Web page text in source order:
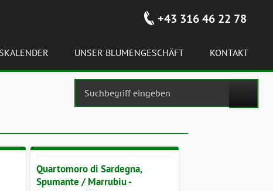
+43 316 46 22 78
UNSER BLUMENGESCHÄFT KONTAKT
Quartomoro di Sardegna,
Spumante / Marrubiu -